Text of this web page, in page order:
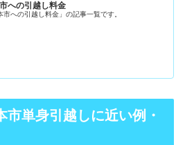
への引越し料金
市への引越し料金」の記事一覧です。
市単身引越しに近い例・